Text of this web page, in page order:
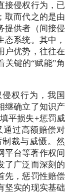
接侵权行为，已
取而代之的是由
提供者（间接侵
系统。其中，
户优势，往往在
关键的“赋能”角
权行为，我国
继确立了知识产
平损失+惩罚威
通过高额赔偿对
裁与威慑。然
平台等著作权间
了广泛而深刻的
先，惩罚性赔偿
坚实的现实基础